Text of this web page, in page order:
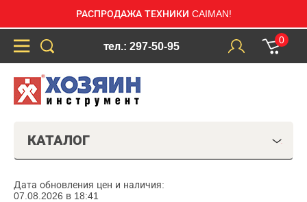
РАСПРОДАЖА ТЕХНИКИ CAIMAN!
тел.: 297-50-95
0
КАТАЛОГ
Дата обновления цен и наличия:
07.08.2026 в 18:41